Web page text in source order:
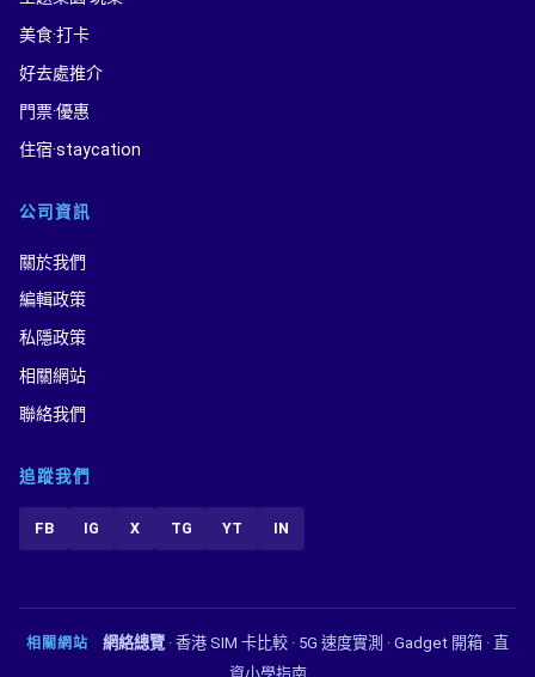
美食·打卡
好去處推介
門票·優惠
住宿·staycation
公司資訊
關於我們
編輯政策
私隱政策
相關網站
聯絡我們
追蹤我們
FB IG X TG YT IN
相關網站 網絡總覽 ·香港 SIM 卡比較 · 5G 速度實測 ·Gadget 開箱 · 直